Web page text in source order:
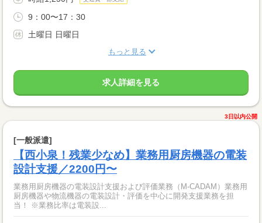
9：00〜17：30
土曜日 日曜日
もっと見る
求人詳細を見る
3日以内公開
[一般派遣]
【西小泉！残業少なめ】業務用厨房機器の電装
設計支援／2200円〜
業務用厨房機器の電装設計支援および評価業務（M-CADAM）業務用
厨房機器や物流機器の電装設計・評価を中心に開発支援業務を担
当！ ※業務比率は電装設...